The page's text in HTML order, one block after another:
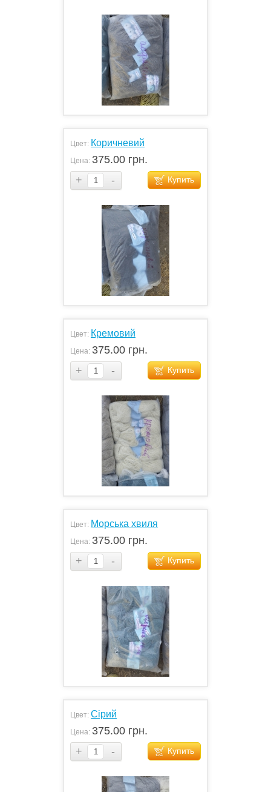
Цвет: Коричневий
Цена: 375.00 грн.
+
- Купить
Цвет: Кремовий
Цена: 375.00 грн.
+
- Купить
Цвет: Морська хвиля
Цена: 375.00 грн.
+
- Купить
Цвет: Сірий
Цена: 375.00 грн.
+
- Купить